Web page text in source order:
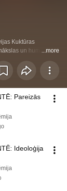
Kuktūras
un humanitāro
un
...more
Pareizās
Ideoloģija